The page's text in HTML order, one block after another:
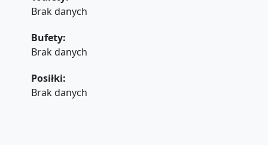
Brak danych
Bufety:
Brak danych
Posiłki:
Brak danych